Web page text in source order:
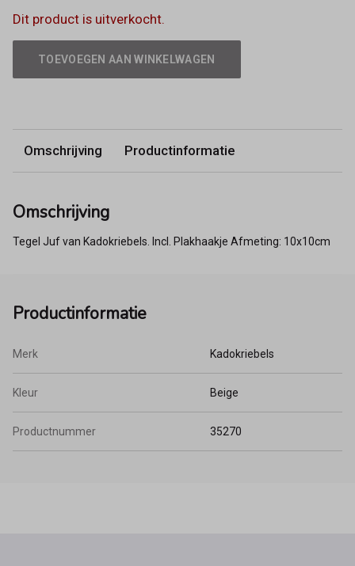
Dit product is uitverkocht.
TOEVOEGEN AAN WINKELWAGEN
Omschrijving Productinformatie
Omschrijving
Tegel Juf van Kadokriebels. Incl. Plakhaakje Afmeting: 10x10cm
Productinformatie
Merk Kadokriebels
Kleur Beige
Productnummer 35270